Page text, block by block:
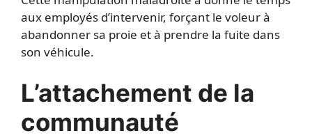
aux employés d’intervenir, forçant le voleur à
abandonner sa proie et à prendre la fuite dans
son véhicule.
L’attachement de la
communauté